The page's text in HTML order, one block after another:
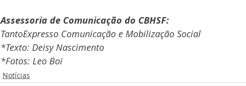
Assessoria de Comunicação do CBHSF:
TantoExpresso Comunicação e Mobilização Social
*Texto: Deisy Nascimento
*Fotos: Leo Boi
Notícias